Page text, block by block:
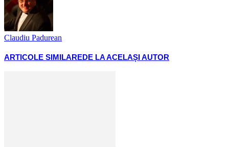
Claudiu Padurean
ARTICOLE SIMILAREDE LA ACELAȘI AUTOR